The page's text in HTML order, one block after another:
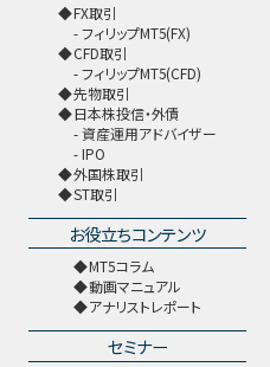
FX取引
フィリップMT5(FX)
CFD取引
フィリップMT5(CFD)
先物取引
日本株投信・外債
資産運用アドバイザー
IPO
外国株取引
ST取引
お役立ちコンテンツ
MT5コラム
動画マニュアル
アナリストレポート
セミナー